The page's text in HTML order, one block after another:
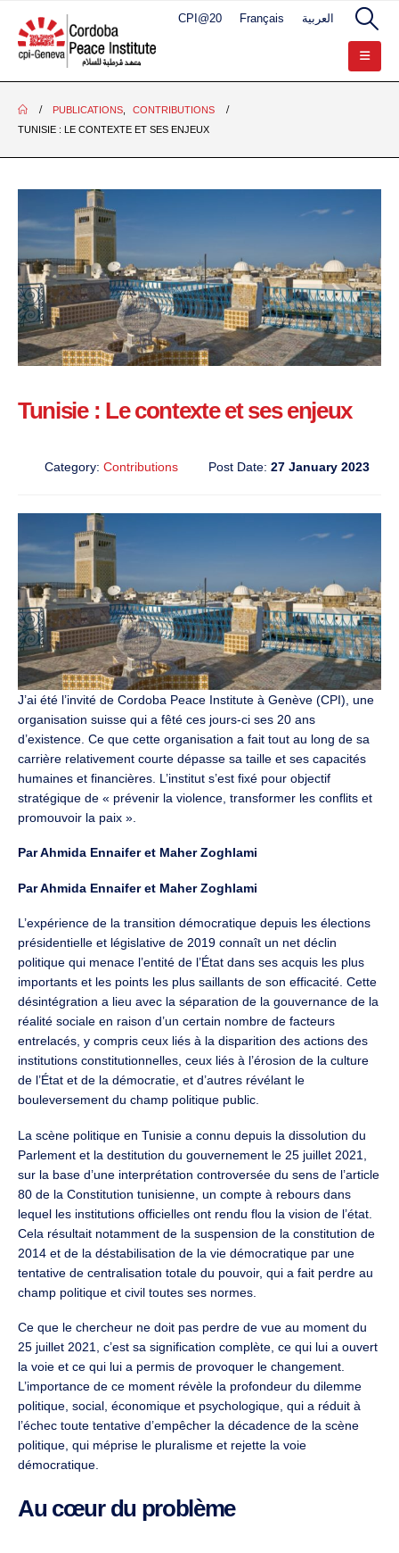
CPI@20 Français العربية
PUBLICATIONS,
CONTRIBUTIONS
TUNISIE : LE CONTEXTE ET SES ENJEUX
Tunisie : Le contexte et ses enjeux
Category: Contributions Post Date: 27 January 2023
J’ai été l’invité de Cordoba Peace Institute à Genève (CPI), une
organisation suisse qui a fêté ces jours-ci ses 20 ans
d’existence. Ce que cette organisation a fait tout au long de sa
carrière relativement courte dépasse sa taille et ses capacités
humaines et financières. L’institut s’est fixé pour objectif
stratégique de « prévenir la violence, transformer les conflits et
promouvoir la paix ».
Par Ahmida Ennaifer et Maher Zoghlami
Par Ahmida Ennaifer et Maher Zoghlami
L’expérience de la transition démocratique depuis les élections
présidentielle et législative de 2019 connaît un net déclin
politique qui menace l’entité de l’État dans ses acquis les plus
importants et les points les plus saillants de son efficacité. Cette
désintégration a lieu avec la séparation de la gouvernance de la
réalité sociale en raison d’un certain nombre de facteurs
entrelacés, y compris ceux liés à la disparition des actions des
institutions constitutionnelles, ceux liés à l’érosion de la culture
de l’État et de la démocratie, et d’autres révélant le
bouleversement du champ politique public.
La scène politique en Tunisie a connu depuis la dissolution du
Parlement et la destitution du gouvernement le 25 juillet 2021,
sur la base d’une interprétation controversée du sens de l’article
80 de la Constitution tunisienne, un compte à rebours dans
lequel les institutions officielles ont rendu flou la vision de l’état.
Cela résultait notamment de la suspension de la constitution de
2014 et de la déstabilisation de la vie démocratique par une
tentative de centralisation totale du pouvoir, qui a fait perdre au
champ politique et civil toutes ses normes.
Ce que le chercheur ne doit pas perdre de vue au moment du
25 juillet 2021, c’est sa signification complète, ce qui lui a ouvert
la voie et ce qui lui a permis de provoquer le changement.
L’importance de ce moment révèle la profondeur du dilemme
politique, social, économique et psychologique, qui a réduit à
l’échec toute tentative d’empêcher la décadence de la scène
politique, qui méprise le pluralisme et rejette la voie
démocratique.
Au cœur du problème